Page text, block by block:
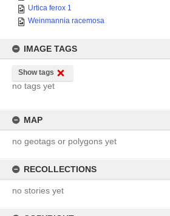
Urtica ferox 1
Weinmannia racemosa
IMAGE TAGS
Show tags
no tags yet
MAP
no geotags or polygons yet
RECOLLECTIONS
no stories yet